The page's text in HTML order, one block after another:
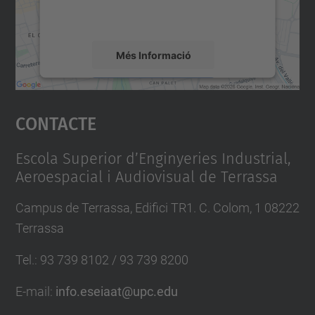
Més Informació
Accepta
powered by
Contacte
Escola Superior d’Enginyeries Industrial,
Aeroespacial i Audiovisual de Terrassa
Campus de Terrassa, Edifici TR1. C. Colom, 1 08222
Terrassa
Tel. : 93 739 8102 / 93 739 8200
E-mail : info.eseiaat@upc.edu